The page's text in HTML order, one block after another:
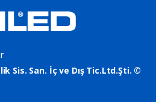
Sis. San. İç ve Dış Tic.Ltd.Şti. ©